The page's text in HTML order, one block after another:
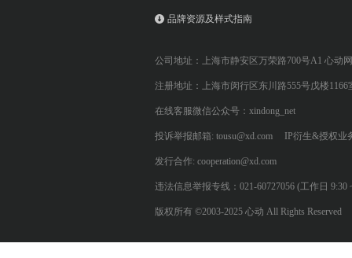
品牌资源及样式指南
公司地址：上海市静安区万荣路700号A1 心动
注册地址：上海市闵行区东川路555号戊楼1166
在线客服微信公众号：xindong_net
投诉举报邮箱: tousu@xd.com IP衍生&授权业
发行合作: cooperation@xd.com
违法信息举报专线：021-60727056 (工作日 9:30
版权所有 ©2003-2025 心动 All Rights Reserved